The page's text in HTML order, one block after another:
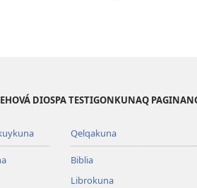
DIOSPA TESTIGONKUNAQ
Qelqakuna
Biblia
Librokuna